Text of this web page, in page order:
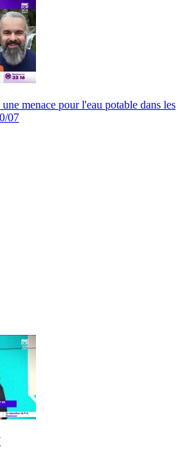
menace pour l'eau potable dans les
07